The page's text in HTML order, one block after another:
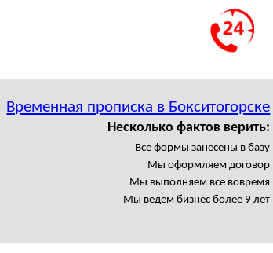
Временная прописка в Бокситогорске
Несколько фактов верить:
Все формы занесены в базу
Мы оформляем договор
Мы выполняем все вовремя
Мы ведем бизнес более 9 лет